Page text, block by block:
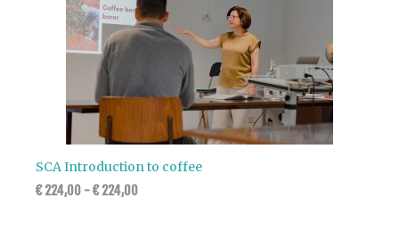
SCA Introduction to coffee
€224,00 -€224,00